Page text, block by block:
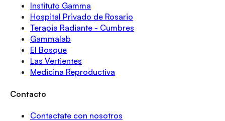
Instituto Gamma
Hospital Privado de Rosario
Terapia Radiante - Cumbres
Gammalab
El Bosque
Las Vertientes
Medicina Reproductiva
Contacto
Contactate con nosotros